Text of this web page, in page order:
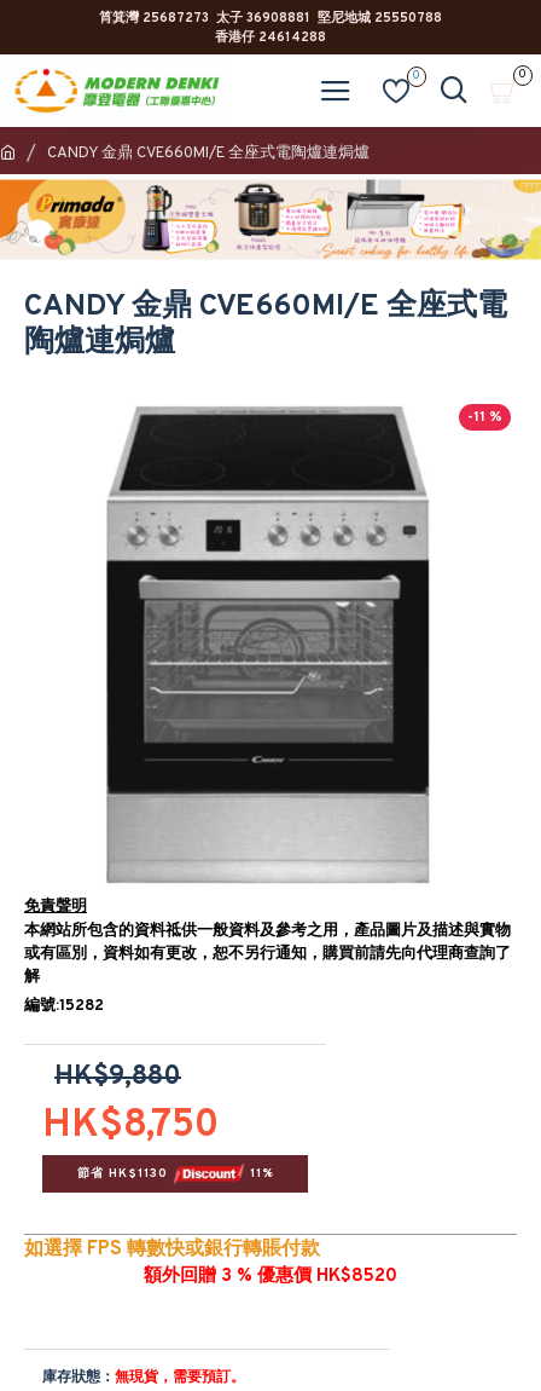
筲箕灣 25687273 太子 36908881 堅尼地城 25550788
香港仔 24614288
0 0
CANDY 金鼎 CVE660MI/E 全座式電陶爐連焗爐
CANDY 金鼎 CVE660MI/E 全座式電
陶爐連焗爐
-11 %
免責聲明
本網站所包含的資料祗供一般資料及參考之用，產品圖片及描述與實物
或有區別，資料如有更改，恕不另行通知，購買前請先向代理商查詢了
解
編號:15282
HK$8,750
HK$9,880
節省 HK$1130 11%
如選擇 FPS 轉數快或銀行轉賬付款
額外回贈 3 % 優惠價 HK$8520
庫存狀態： 無現貨，需要預訂。